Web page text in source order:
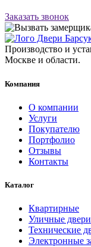
Заказать звонок
Производство и
Москве и области.
Компания
О компании
Услуги
Покупателю
Портфолио
Отзывы
Контакты
Каталог
Квартирные
Уличные двери
Технические
Электронные